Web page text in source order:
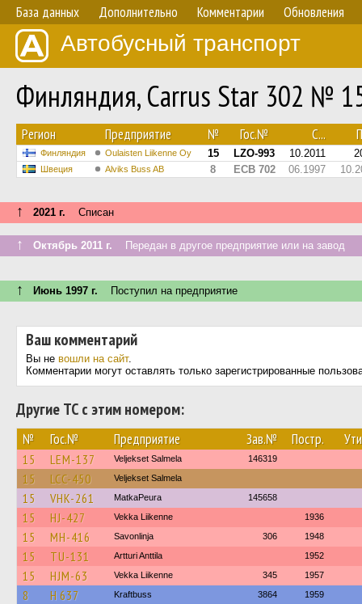
База данных Дополнительно Комментарии Обновления
Автобусный транспорт
Финляндия, Carrus Star 302 №
Регион Предприятие № Гос.№ С...
Финляндия Oulaisten Liikenne Oy 15 LZO-993 10.2011
Швеция Alviks Buss AB 8 ECB 702 06.1997
↑ 2021 г. Списан
↑ Октябрь 2011 г. Передан в другое предприятие или на завод
↑ Июнь 1997 г. Поступил на предприятие
Ваш комментарий
Вы не вошли на сайт.
Комментарии могут оставлять только зарегистрированные
Другие ТС с этим номером:
№ Гос.№ Предприятие Зав.№ Постр.
15 LEM-137 Veljekset Salmela 146319
15 LCC-450 Veljekset Salmela
15 VHK-261 MatkaPeura 145658
15 HJ-427 Vekka Liikenne 1936
15 MH-416 Savonlinja 306 1948
15 TU-131 Artturi Anttila 1952
15 HJM-63 Vekka Liikenne 345 1957
8 H 637 Kraftbuss 3864 1959